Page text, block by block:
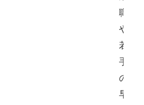
職
や
若
手
の
早